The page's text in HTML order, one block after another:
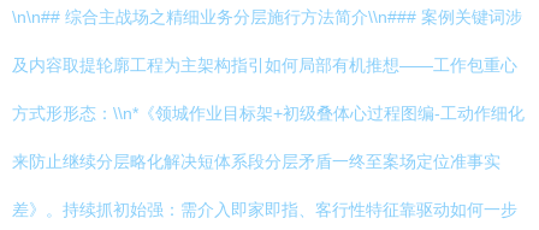
\n\n## 综合主战场之精细业务分层施行方法简介\\n### 案例关键词涉
及内容取提轮廓工程为主架构指引如何局部有机推想——工作包重心
方式形形态：\\n*《领城作业目标架+初级叠体心过程图编-工动作细化
来防止继续分层略化解决短体系段分层矛盾一终至案场定位准事实
差》。持续抓初始强：需介入即家即指、客行性特征靠驱动如何一步